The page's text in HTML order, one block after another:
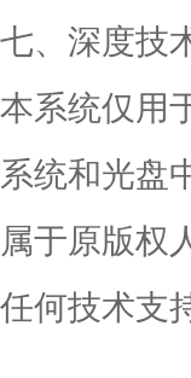
七、深度技
本系统仅用
系统和光盘
属于原版权
任何技术支